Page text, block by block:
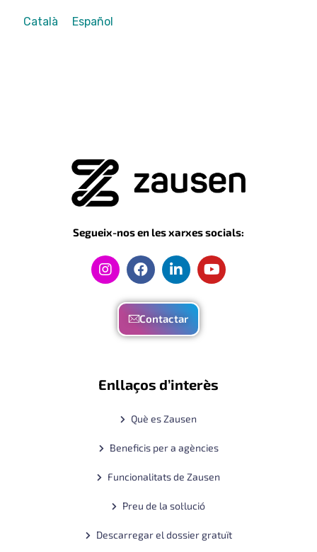
Català Español
Segueix-nos en les xarxes socials:
Contactar
Enllaços d’interès
Què es Zausen
Beneficis per a agències
Funcionalitats de Zausen
Preu de la sol·lució
Descarregar el dossier gratuït